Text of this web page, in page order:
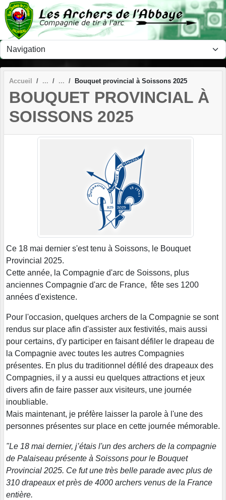
Accueil Bouquet provincial à Soissons 2025
BOUQUET PROVINCIAL À
SOISSONS 2025
Ce 18 mai dernier s'est tenu à Soissons, le Bouquet
Provincial 2025.
Cette année, la Compagnie d'arc de Soissons, plus
anciennes Compagnie d'arc de France, fête ses 1200
années d'existence.
Pour l'occasion, quelques archers de la Compagnie se sont
rendus sur place afin d'assister aux festivités, mais aussi
pour certains, d'y participer en faisant défiler le drapeau de
la Compagnie avec toutes les autres Compagnies
présentes. En plus du traditionnel défilé des drapeaux des
Compagnies, il y a aussi eu quelques attractions et jeux
divers afin de faire passer aux visiteurs, une journée
inoubliable.
Mais maintenant, je préfère laisser la parole à l'une des
personnes présentes sur place en cette journée mémorable.
"Le 18 mai dernier, j’étais l'un des archers de la compagnie
de Palaiseau présente à Soissons pour le Bouquet
Provincial 2025. Ce fut une très belle parade avec plus de
310 drapeaux et près de 4000 archers venus de la France
entière.
Panneau de gestion des cookies